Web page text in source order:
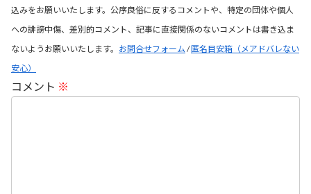
込みをお願いいたします。公序良俗に反するコメントや、特定の団体や個人
への誹謗中傷、差別的コメント、記事に直接関係のないコメントは書き込ま
ないようお願いいたします。 お問合せフォーム /匿名目安箱（メアドバレない
安心）
コメント ※